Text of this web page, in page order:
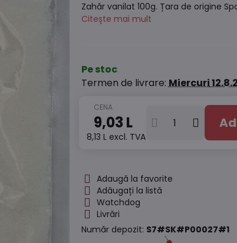
Zahăr vanilat 100g. Țara de origine
Citește mai mult
Pe stoc
Termen de livrare:Miercuri
9,03 L
8,13 L excl. TVA
Adaugă la favorite
Adăugați la listă
Watchdog
Livrări
Număr depozit: S7#SK#P00027#1